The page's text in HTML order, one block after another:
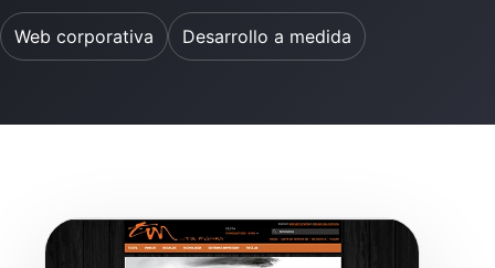
Web corporativa Desarrollo a medida